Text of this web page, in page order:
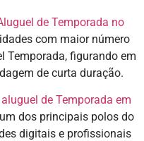
de Temporada no
com maior número
Temporada, figurando em
de curta duração.
aluguel de Temporada em
dos principais polos do
digitais e profissionais